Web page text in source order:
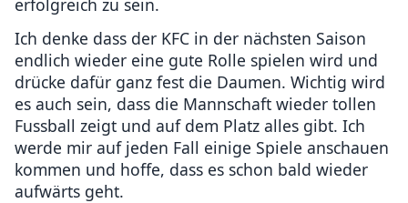
erfolgreich zu sein.
Ich denke dass der KFC in der nächsten Saison
endlich wieder eine gute Rolle spielen wird und
drücke dafür ganz fest die Daumen. Wichtig wird
es auch sein, dass die Mannschaft wieder tollen
Fussball zeigt und auf dem Platz alles gibt. Ich
werde mir auf jeden Fall einige Spiele anschauen
kommen und hoffe, dass es schon bald wieder
aufwärts geht.